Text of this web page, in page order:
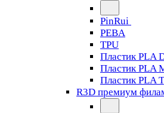
PinRui
PEBA
TPU
Пластик PLA
Пластик PLA
Пластик PLA
R3D премиум